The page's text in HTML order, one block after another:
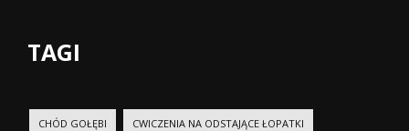
TAGI
CHÓD GOŁĘBI CWICZENIA NA ODSTAJĄCE ŁOPATKI